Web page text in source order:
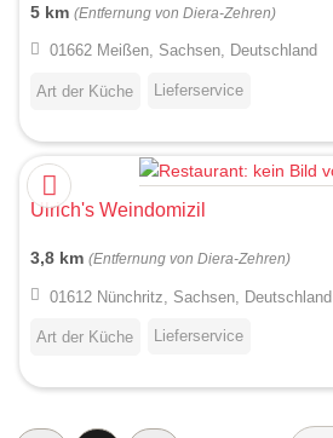
5 km (Entfernung von Diera-Zehren)
01662 Meißen, Sachsen, Deutschland
Art der Küche Lieferservice
Ulrich's Weindomizil
3,8 km (Entfernung von Diera-Zehren)
01612 Nünchritz, Sachsen, Deutschland
Art der Küche Lieferservice